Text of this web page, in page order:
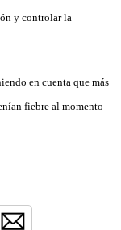
y controlar la
en cuenta que más
fiebre al momento